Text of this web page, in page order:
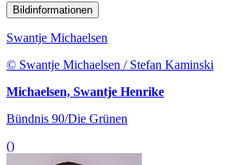
Bildinformationen
Swantje Michaelsen
© Swantje Michaelsen / Stefan Kaminski
Michaelsen, Swantje Henrike
Bündnis 90/Die Grünen
()